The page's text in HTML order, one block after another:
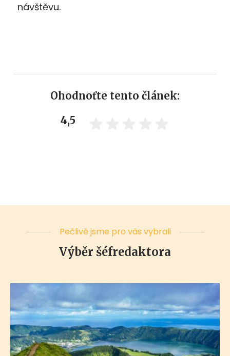
návštěvu.
Ohodnoťte tento článek:
4,5
Pečlivě jsme pro vás vybrali
Výběr šéfredaktora